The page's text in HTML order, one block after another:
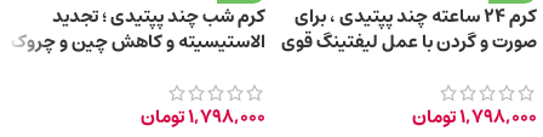
کرم 24 ساعته چند پپتیدی ، برای
صورت و گردن با عمل لیفتینگ قوی
1,798,000تومان
کرم شب چند پپتیدی ؛ تجدید
الاستیسیته و کاهش چین و چروک
1,798,000تومان